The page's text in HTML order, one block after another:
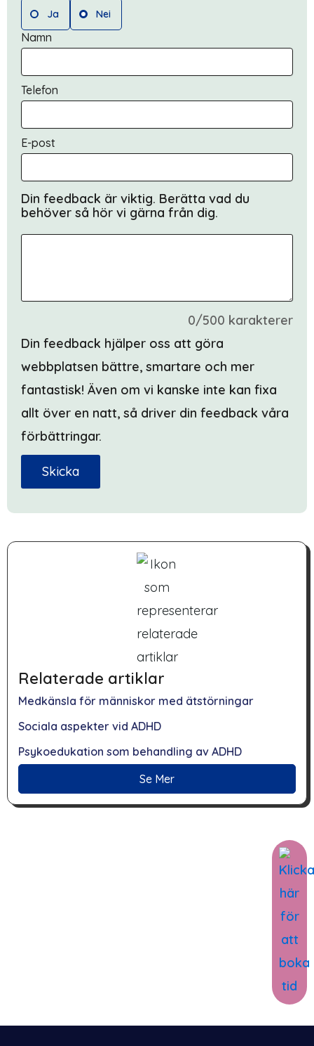
Ja Nei
Namn
Telefon
E-post
Din feedback är viktig. Berätta vad du
behöver så hör vi gärna från dig.
0/500 karakterer
Din feedback hjälper oss att göra
webbplatsen bättre, smartare och mer
fantastisk! Även om vi kanske inte kan fixa
allt över en natt, så driver din feedback våra
förbättringar.
Skicka
Relaterade artiklar
Medkänsla för människor med ätstörningar
Sociala aspekter vid ADHD
Psykoedukation som behandling av ADHD
Se Mer